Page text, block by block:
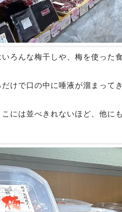
ろんな梅干しや、梅を使った
だけで口の中に唾液が溜まって
には並べきれないほど、他に